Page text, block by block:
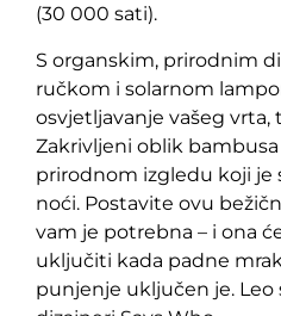
(30 000 sati).
S organskim, prirodnim
ručkom i solarnom
osvjetljavanje vašeg vrta,
Zakrivljeni oblik
prirodnom izgledu koji je
noći. Postavite ovu
vam je potrebna – i ona
uključiti kada padne
punjenje uključen je. Leo